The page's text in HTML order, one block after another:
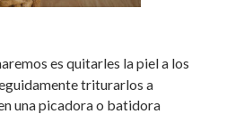
es quitarles la piel a los
triturarlos a
una picadora o batidora